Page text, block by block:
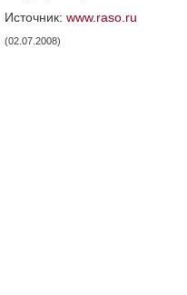
Источник: www.raso.ru
(02.07.2008)